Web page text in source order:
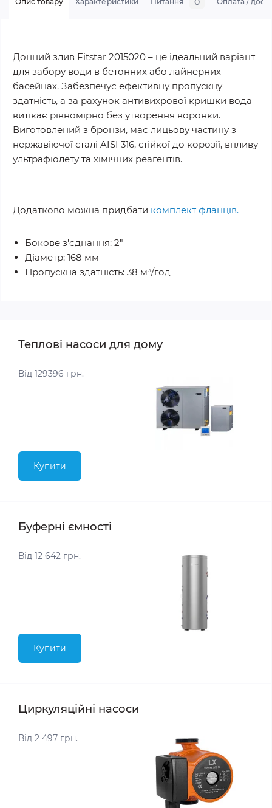
Донний злив Fitstar 2015020 – це ідеальний варіант
для забору води в бетонних або лайнерних
басейнах. Забезпечує ефективну пропускну
здатність, а за рахунок антивихрової кришки вода
витікає рівномірно без утворення воронки.
Виготовлений з бронзи, має лицьову частину з
нержавіючої сталі AISI 316, стійкої до корозії, впливу
ультрафіолету та хімічних реагентів.
Додатково можна придбати комплект фланців.
Бокове з'єднання: 2"
Діаметр: 168 мм
Пропускна здатність: 38 м³/год
Теплові насоси для дому
Від 129396 грн.
Купити
Буферні ємності
Від 12 642 грн.
Купити
Циркуляційні насоси
Від 2 497 грн.